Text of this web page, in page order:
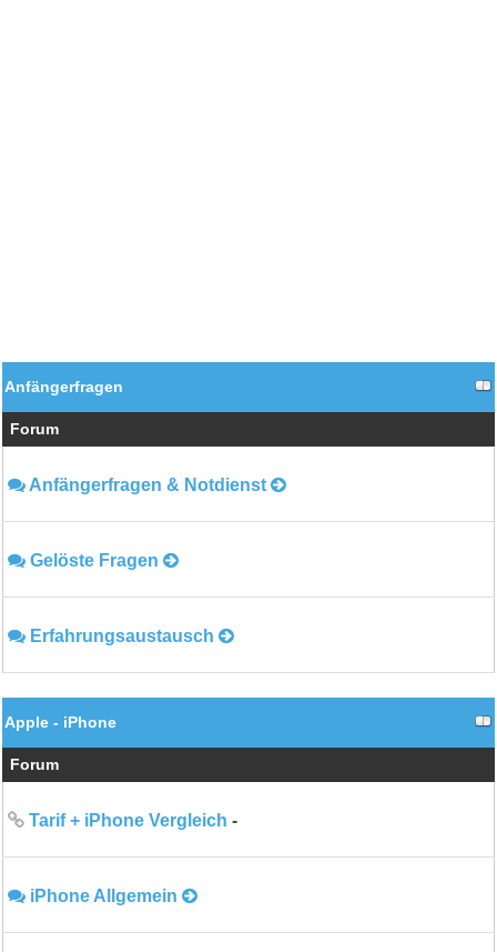
Anfängerfragen
Forum
Anfängerfragen & Notdienst
Gelöste Fragen
Erfahrungsaustausch
Apple - iPhone
Forum
Tarif + iPhone Vergleich -
iPhone Allgemein